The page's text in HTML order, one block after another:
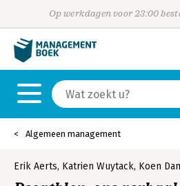
Op werkdagen voor 23:00
Algemeen management
Erik Aerts, Katrien Wuytack, Koen